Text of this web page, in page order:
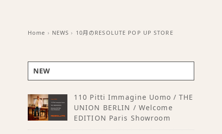
Home › NEWS › 10月のRESOLUTE POP UP STORE
NEW
110 Pitti Immagine Uomo / THE
UNION BERLIN / Welcome
EDITION Paris Showroom